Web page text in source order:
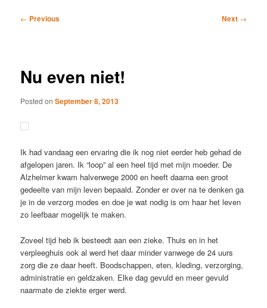
Post
← Previous Next →
Nu even niet!
Posted onSeptember 8, 2013
Ik had vandaag een ervaring die ik nog niet eerder heb gehad de
afgelopen jaren. Ik “loop” al een heel tijd met mijn moeder. De
Alzheimer kwam halverwege 2000 en heeft daarna een groot
gedeelte van mijn leven bepaald. Zonder er over na te denken ga
je in de verzorg modes en doe je wat nodig is om haar het leven
zo leefbaar mogelijk te maken.
Zoveel tijd heb ik besteedt aan een zieke. Thuis en in het
verpleeghuis ook al werd het daar minder vanwege de 24 uurs
zorg die ze daar heeft. Boodschappen, eten, kleding, verzorging,
administratie en geldzaken. Elke dag gevuld en meer gevuld
naarmate de ziekte erger werd.